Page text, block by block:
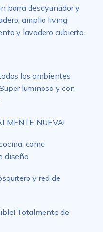
barra desayunador y
amplio living
y lavadero cubierto.
los ambientes
luminoso y con
NUEVA!
como
diseño.
y red de
Totalmente de